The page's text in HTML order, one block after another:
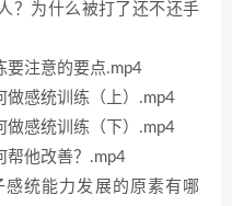
？为什么被打了还不还手
要注意的要点.mp4
做感统训练（上）.mp4
做感统训练（下）.mp4
帮他改善？.mp4
统能力发展的原素有哪